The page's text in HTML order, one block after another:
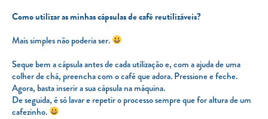
Como utilizar as minhas cápsulas de café reutilizáveis?
Mais simples não poderia ser.
Seque bem a cápsula antes de cada utilização e, com a ajuda de uma
colher de chá, preencha com o café que adora. Pressione e feche.
Agora, basta inserir a sua cápsula na máquina.
De seguida, é só lavar e repetir o processo sempre que for altura de um
cafezinho.